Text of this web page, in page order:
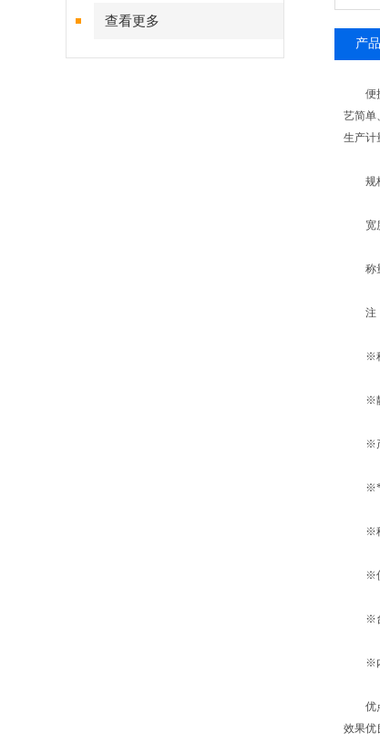
查看更多
产
便携
艺简单
生产计
规格
宽度
称量
注：
※称
※静
※产
※*行
※秤
※仪
※台
※内
优点
效果优